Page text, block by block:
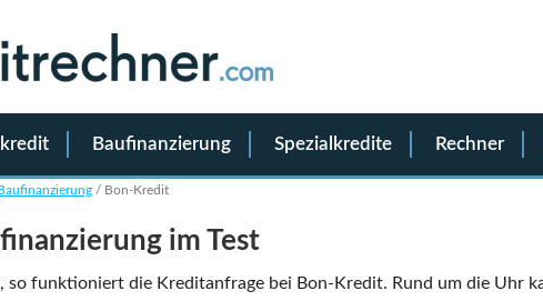
Baufinanzierung Spezialkredite Rechner
/ Bon-Kredit
im Test
so funktioniert die Kreditanfrage bei Bon-Kredit. Rund um die Uhr